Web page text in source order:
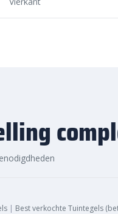
| Best verkochte Tuintegels